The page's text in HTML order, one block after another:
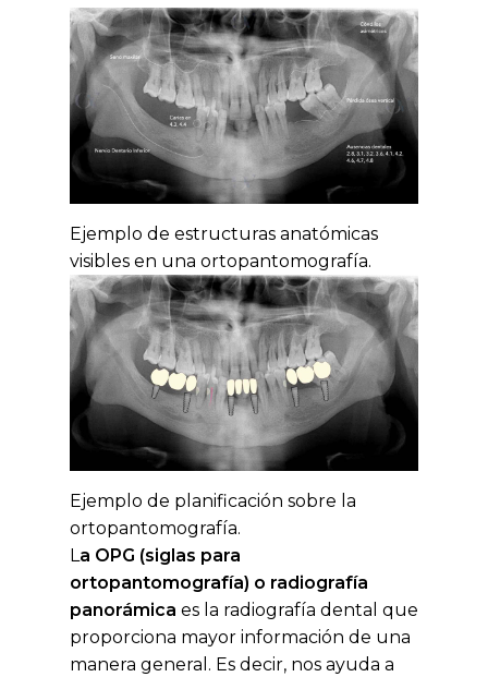
Ejemplo de estructuras anatómicas
visibles en una ortopantomografía.
Ejemplo de planificación sobre la
ortopantomografía.
La OPG (siglas para
ortopantomografía) o radiografía
panorámica es la radiografía dental que
proporciona mayor información de una
manera general. Es decir, nos ayuda a